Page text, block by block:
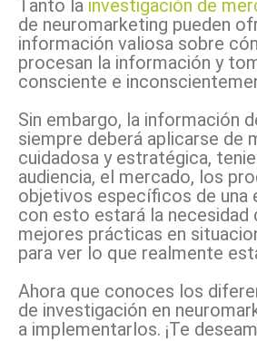
Tanto la investigación de
de neuromarketing pueden
información valiosa sobre
procesan la información y
consciente e
Sin embargo, la información
siempre deberá aplicarse de
cuidadosa y estratégica,
audiencia, el mercado, los
objetivos específicos de una
con esto estará la necesidad
mejores prácticas en
para ver lo que realmente
Ahora que conoces los
de investigación en
a implementarlos. ¡Te